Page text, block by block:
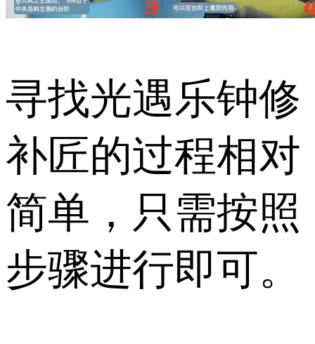
寻找光遇乐钟修
补匠的过程相对
简单，只需按照
步骤进行即可。